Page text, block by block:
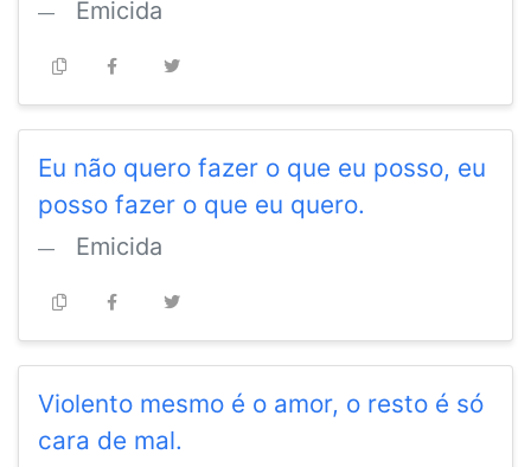
Emicida
Eu não quero fazer o que eu posso, eu
posso fazer o que eu quero.
Emicida
Violento mesmo é o amor, o resto é só
cara de mal.